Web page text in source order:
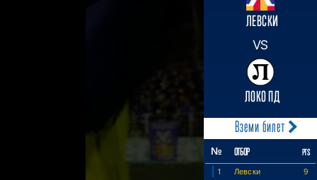
ЛЕВСКИ
VS
ЛОКО ПД
Вземи билет
№ ОТБОР PTS
1 Левски 9